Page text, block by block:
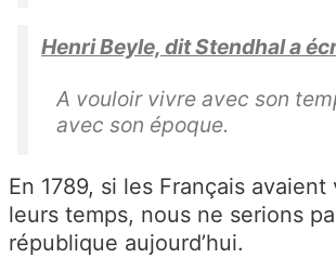
Henri Beyle, dit Stendhal a
A vouloir vivre avec son
avec son époque.
En 1789, si les Français avaient
leurs temps, nous ne serions
république aujourd’hui.